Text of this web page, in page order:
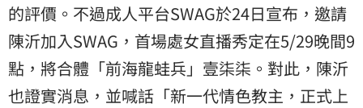
的評價。不過成人平台SWAG於24日宣布，邀請
陳沂加入SWAG，首場處女直播秀定在5/29晚間9
點，將合體「前海龍蛙兵」壹柒柒。對此，陳沂
也證實消息，並喊話「新一代情色教主，正式上